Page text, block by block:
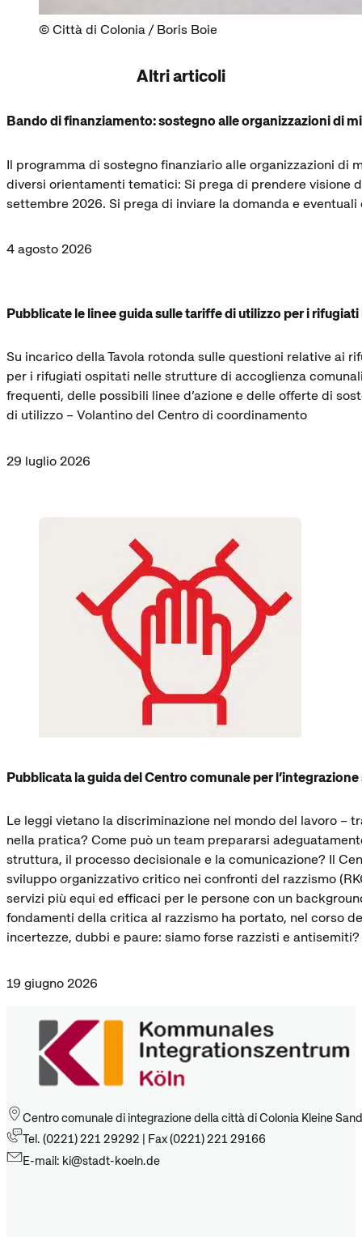
Città di Colonia / Boris Boie
Altri articoli
Bando di finanziamento: sostegno alle organizzazioni di
Il programma di sostegno finanziario alle organizzazioni di
diversi orientamenti tematici: Si prega di prendere visione
settembre 2026. Si prega di inviare la domanda e
4 agosto 2026
Pubblicate le linee guida sulle tariffe di utilizzo per i
Su incarico della Tavola rotonda sulle questioni relative ai
per i rifugiati ospitati nelle strutture di accoglienza
frequenti, delle possibili linee d’azione e delle offerte di
di utilizzo – Volantino del Centro di coordinamento
29 luglio 2026
Pubblicata la guida del Centro comunale per
Le leggi vietano la discriminazione nel mondo del lavoro –
nella pratica? Come può un team prepararsi
struttura, il processo decisionale e la comunicazione? Il
sviluppo organizzativo critico nei confronti del razzismo
servizi più equi ed efficaci per le persone con un
fondamenti della critica al razzismo ha portato, nel corso
incertezze, dubbi e paure: siamo forse razzisti e
19 giugno 2026
Centro comunale di integrazione della città di Colonia Kleine
Tel. (0221) 221 29292 | Fax (0221) 221 29166
E-mail: ki@stadt-koeln.de